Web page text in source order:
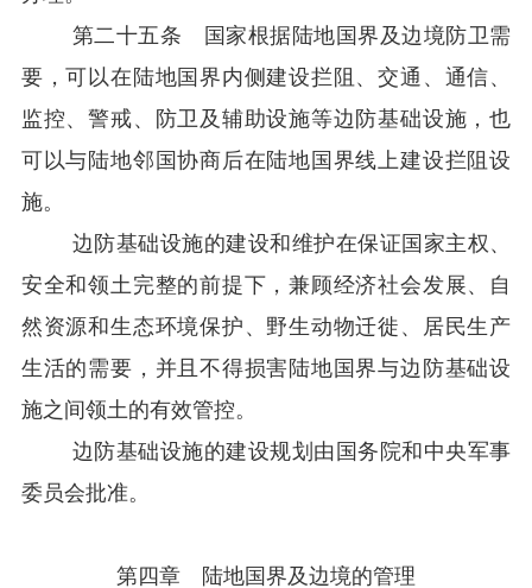
第二十五条 国家根据陆地国界及边境防卫需
要，可以在陆地国界内侧建设拦阻、交通、通信、
监控、警戒、防卫及辅助设施等边防基础设施，也
可以与陆地邻国协商后在陆地国界线上建设拦阻设
施。
边防基础设施的建设和维护在保证国家主权、
安全和领土完整的前提下，兼顾经济社会发展、自
然资源和生态环境保护、野生动物迁徙、居民生产
生活的需要，并且不得损害陆地国界与边防基础设
施之间领土的有效管控。
边防基础设施的建设规划由国务院和中央军事
委员会批准。
第四章 陆地国界及边境的管理